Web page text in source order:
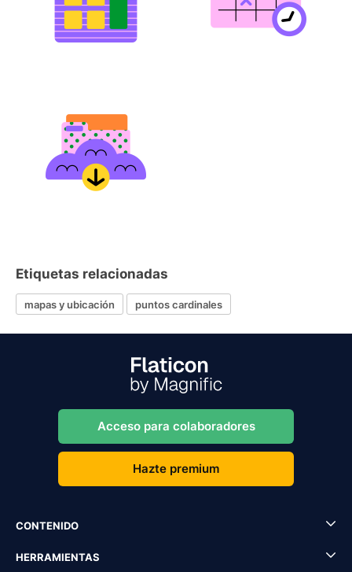
Etiquetas relacionadas
mapas y ubicación puntos cardinales
Acceso para colaboradores
Hazte premium
CONTENIDO
HERRAMIENTAS